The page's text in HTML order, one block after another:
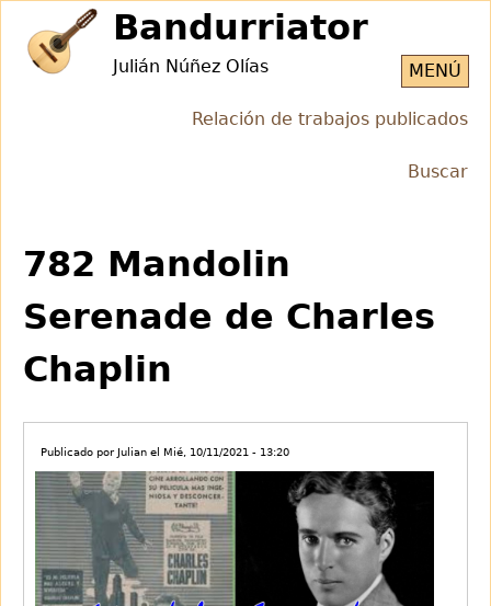
navigation
MENÚ
Bandurriator
Julián Núñez Olías
Relación de trabajos publicados
Buscar
to
top
to
top
782 Mandolin
Serenade de Charles
Chaplin
Publicado por Julian el Mié, 10/11/2021 - 13:20